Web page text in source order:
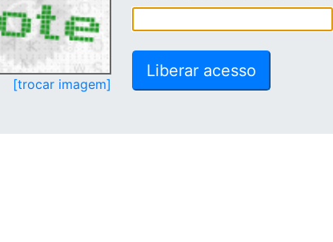
[trocar imagem]